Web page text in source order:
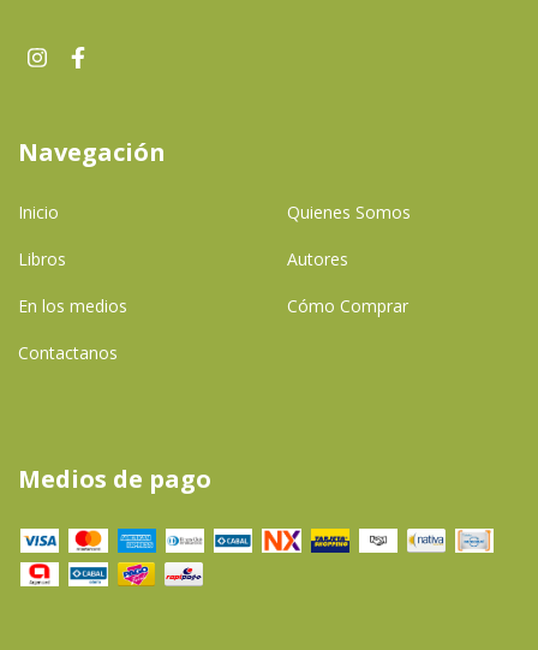
Navegación
Inicio Quienes Somos
Libros Autores
En los medios Cómo Comprar
Contactanos
Medios de pago